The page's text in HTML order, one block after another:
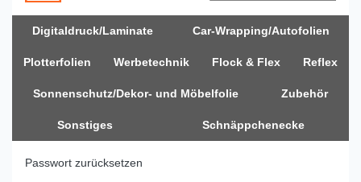
Digitaldruck/Laminate Car-Wrapping/Autofolien
Plotterfolien Werbetechnik Flock & Flex Reflex
Sonnenschutz/Dekor- und Möbelfolie Zubehör
Sonstiges Schnäppchenecke
Passwort zurücksetzen